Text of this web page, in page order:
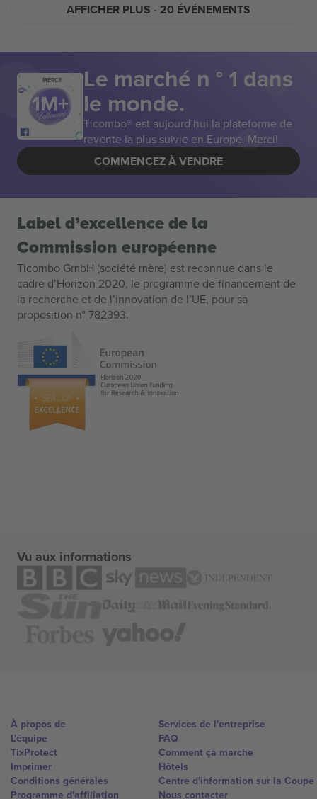
AFFICHER PLUS - 20 ÉVÉNEMENTS
MERCI! Le marché n ° 1 dans
le monde.
Ticombo® est aujourd’hui la plateforme de
revente la plus suivie en Europe. Merci!
COMMENCEZ À VENDRE
Label d’excellence de la
Commission européenne
Ticombo GmbH (société mère) est reconnue dans le
cadre d’Horizon 2020, le programme de financement de
la recherche et de l’innovation de l’UE, pour sa
proposition n° 782393.
Vu aux informations
À propos de
L'équipe
TixProtect
Imprimer
Conditions générales
Programme d'affiliation
Services de l'entreprise
FAQ
Comment ça marche
Hôtels
Centre d'information sur la Coupe
Nous contacter